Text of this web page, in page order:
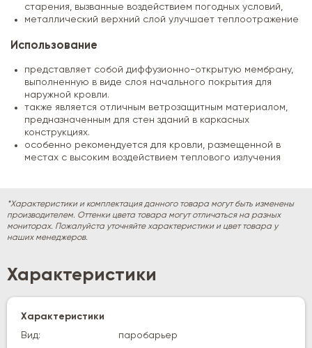
старения, вызванные воздействием погодных условий,
металлический верхний слой улучшает теплоотражение
Использование
представляет собой диффузионно-открытую мембрану,
выполненную в виде слоя начального покрытия для
наружной кровли.
также является отличным ветрозащитным материалом,
предназначенным для стен зданий в каркасных
конструкциях.
особенно рекомендуется для кровли, размещенной в
местах с высоким воздействием теплового излучения
*Характеристики и комплектация данного товара могут быть изменены
производителем. Оттенки цвета товара могут отличаться на разных
мониторах. Пожалуйста уточняйте характеристики и цвет товара у
наших менеджеров.
Характеристики
Характеристики
Вид:
паробарьер